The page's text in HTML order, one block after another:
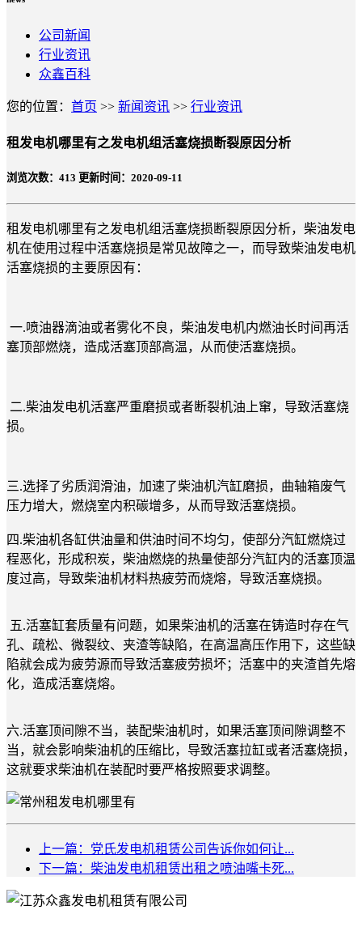
公司新闻
行业资讯
众鑫百科
您的位置： 首页 >> 新闻资讯 >> 行业资讯
租发电机哪里有之发电机组活塞烧损断裂原因分析
浏览次数： 413 更新时间：2020-09-11
租发电机哪里有之发电机组活塞烧损断裂原因分析，柴油发电
机在使用过程中活塞烧损是常见故障之一，而导致柴油发电机
活塞烧损的主要原因有：
一.喷油器滴油或者雾化不良，柴油发电机内燃油长时间再活
塞顶部燃烧，造成活塞顶部高温，从而使活塞烧损。
二.柴油发电机活塞严重磨损或者断裂机油上窜，导致活塞烧
损。
三.选择了劣质润滑油，加速了柴油机汽缸磨损，曲轴箱废气
压力增大，燃烧室内积碳增多，从而导致活塞烧损。
四.柴油机各缸供油量和供油时间不均匀，使部分汽缸燃烧过
程恶化，形成积炭，柴油燃烧的热量使部分汽缸内的活塞顶温
度过高，导致柴油机材料热疲劳而烧熔，导致活塞烧损。
五.活塞缸套质量有问题，如果柴油机的活塞在铸造时存在气
孔、疏松、微裂纹、夹渣等缺陷，在高温高压作用下，这些缺
陷就会成为疲劳源而导致活塞疲劳损坏；活塞中的夹渣首先熔
化，造成活塞烧熔。
六.活塞顶间隙不当，装配柴油机时，如果活塞顶间隙调整不
当，就会影响柴油机的压缩比，导致活塞拉缸或者活塞烧损，
这就要求柴油机在装配时要严格按照要求调整。
上一篇：党氏发电机租赁公司告诉你如何让...
下一篇：柴油发电机租赁出租之喷油嘴卡死...